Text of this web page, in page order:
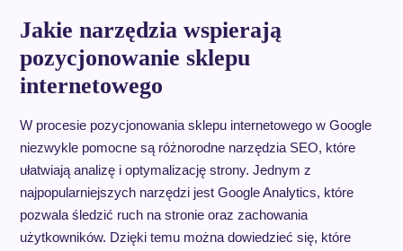
Jakie narzędzia wspierają
pozycjonowanie sklepu
internetowego
W procesie pozycjonowania sklepu internetowego w Google
niezwykle pomocne są różnorodne narzędzia SEO, które
ułatwiają analizę i optymalizację strony. Jednym z
najpopularniejszych narzędzi jest Google Analytics, które
pozwala śledzić ruch na stronie oraz zachowania
użytkowników. Dzięki temu można dowiedzieć się, które